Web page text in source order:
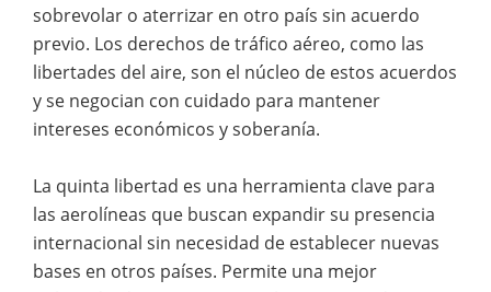
sobrevolar o aterrizar en otro país sin acuerdo
previo. Los derechos de tráfico aéreo, como las
libertades del aire, son el núcleo de estos acuerdos
y se negocian con cuidado para mantener
intereses económicos y soberanía.
La quinta libertad es una herramienta clave para
las aerolíneas que buscan expandir su presencia
internacional sin necesidad de establecer nuevas
bases en otros países. Permite una mejor